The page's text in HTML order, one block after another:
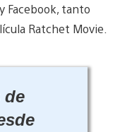
Facebook, tanto
Ratchet Movie.
de